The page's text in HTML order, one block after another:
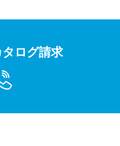
ログ請求